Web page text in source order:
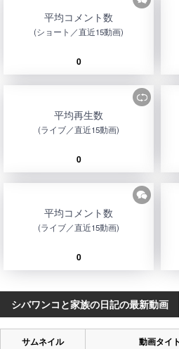
平均コメント数
(ショート／直近15動画)
0
平均再生数
(ライブ／直近15動画)
0
平均コメント数
(ライブ／直近15動画)
0
シバワンコと家族の日記の最新動画
サムネイル 動画タイ